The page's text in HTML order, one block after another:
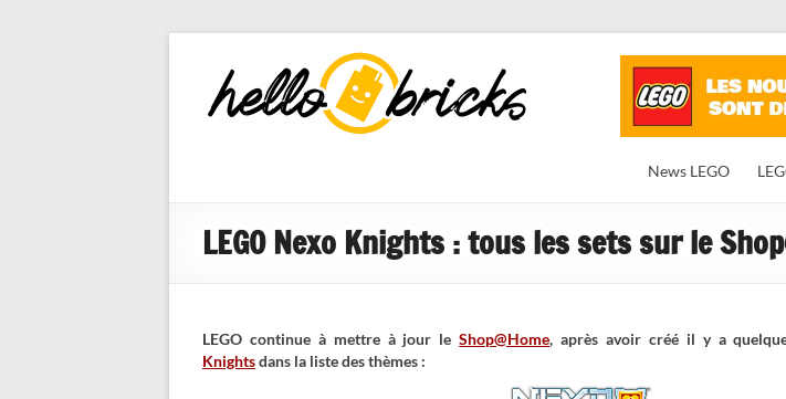
HelloBricks
Blog LEGO,
nouveaut�s
News LEGO
LEGO Nexo Knights : tous les sets sur le
LEGO continue à mettre à jour leShop@Home, après avoir créé il y a
Knightsdans la liste des thèmes :